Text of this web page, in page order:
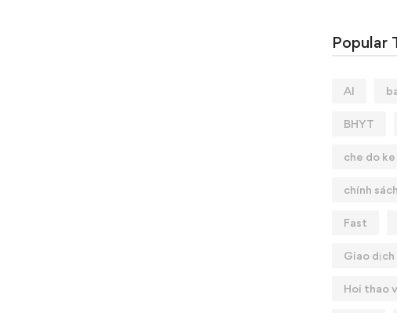
Popular
AI
BHYT
che do
chính
Fast
Giao
Hoi thao